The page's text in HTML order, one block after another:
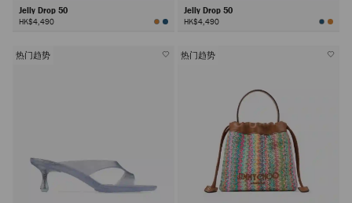
Jelly Drop 50
HK$4,490
Jelly Drop 50
HK$4,490
热门趋势 热门趋势